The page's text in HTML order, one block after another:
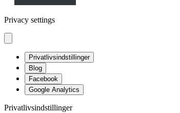
Privacy settings
Privatlivsindstillinger
Blog
Facebook
Google Analytics
Privatlivsindstillinger